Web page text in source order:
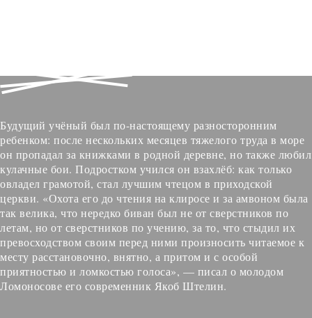
Будущий учёный был по-настоящему разносторонним
ребенком: после нескольких месяцев тяжелого труда в море
он пропадал за книжками в родной деревне, но также любил
кулачные бои. Подростком учился он взахлёб: как только
овладел грамотой, стал лучшим чтецом в приходской
церкви. «Охота его до чтения на клиросе и за амвоном была
так велика, что нередко биван был не от сверстников по
летам, но от сверстников по учению, за то, что стыдил их
превосходством своим перед ними произносить читаемое к
месту расстановочно, внятно, а притом и с особой
приятностью и ломкостью голоса», — писал о молодом
Ломоносове его современник Якоб Штелин.